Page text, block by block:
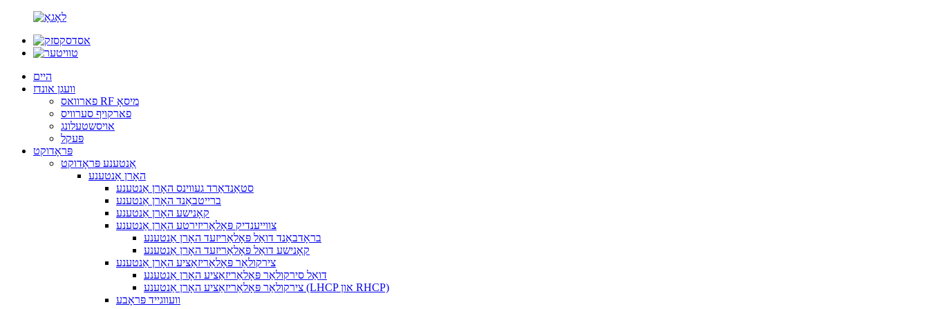
היים
וועגן אונדז
פארוואס RF מיסאָ
פארקויף סערוויס
אויסשטעלונג
פּעקל
פּראָדוקט
אַנטענע פּראָדוקט
האָרן אַנטענע
סטאַנדאַרד געווינס האָרן אַנטענע
ברייטבאַנד האָרן אַנטענע
קאָנישע האָרן אַנטענע
צווייענדיק פּאָלאַריזירטע האָרן אַנטענע
בראָדבאַנד דואַל פּאָלאַריזעד האָרן אַנטענע
קאָנישע דואַל פּאָלאַריזעד האָרן אַנטענע
צירקולאַר פּאָלאַריזאַציע האָרן אַנטענע
דואַל סירקולאַר פּאָלאַריזאַציע האָרן אַנטענע
צירקולאַר פּאָלאַריזאַציע האָרן אַנטענע (LHCP און RHCP)
וועווגייד פּראָבע